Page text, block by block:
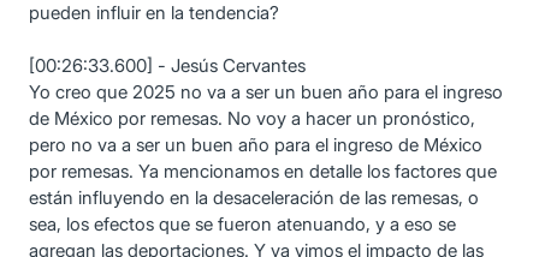
pueden influir en la tendencia?
[00:26:33.600] - Jesús Cervantes
Yo creo que 2025 no va a ser un buen año para el ingreso
de México por remesas. No voy a hacer un pronóstico,
pero no va a ser un buen año para el ingreso de México
por remesas. Ya mencionamos en detalle los factores que
están influyendo en la desaceleración de las remesas, o
sea, los efectos que se fueron atenuando, y a eso se
agregan las deportaciones. Y ya vimos el impacto de las